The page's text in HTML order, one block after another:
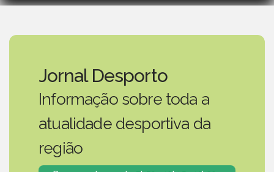
Jornal Desporto
Informação sobre toda a
atualidade desportiva da
região